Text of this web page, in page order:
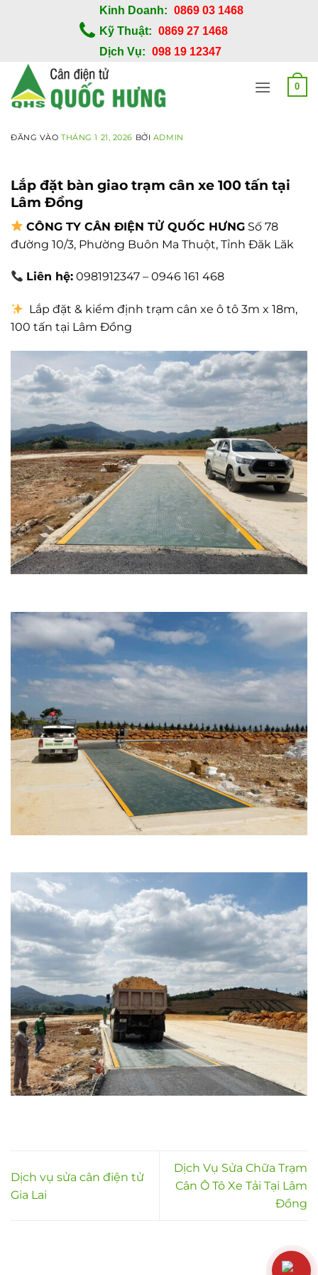
dung
Kinh Doanh: 0869 03 1468
Kỹ Thuật: 0869 27 1468
Dịch Vụ: 098 19 12347
0
ĐĂNG VÀOTHÁNG 1 21, 2026 BỞI ADMIN
Lắp đặt bàn giao trạm cân xe 100 tấn tại
Lâm Đồng
CÔNG TY CÂN ĐIỆN TỬ QUỐC HƯNG Số 78
đường 10/3, Phường Buôn Ma Thuột, Tỉnh Đăk Lăk
Liên hệ: 0981912347 – 0946 161 468
Lắp đặt & kiểm định trạm cân xe ô tô 3m x 18m,
100 tấn tại Lâm Đồng
Dịch vụ sửa cân điện tử
Gia Lai
Dịch Vụ Sửa Chữa Trạm
Cân Ô Tô Xe Tải Tại Lâm
Đồng